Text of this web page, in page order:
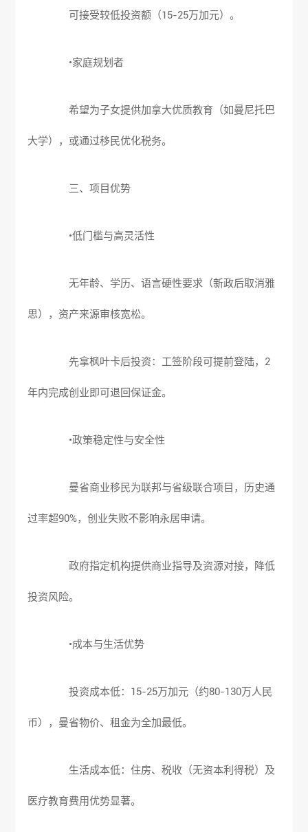
可接受较低投资额（15-25万加元）。
•家庭规划者
希望为子女提供加拿大优质教育（如曼尼托巴
大学），或通过移民优化税务。
三、项目优势
•低门槛与高灵活性
无年龄、学历、语言硬性要求（新政后取消雅
思），资产来源审核宽松。
先拿枫叶卡后投资：工签阶段可提前登陆，2
年内完成创业即可退回保证金。
•政策稳定性与安全性
曼省商业移民为联邦与省级联合项目，历史通
过率超90%，创业失败不影响永居申请。
政府指定机构提供商业指导及资源对接，降低
投资风险。
•成本与生活优势
投资成本低：15-25万加元（约80-130万人民
币），曼省物价、租金为全加最低。
生活成本低：住房、税收（无资本利得税）及
医疗教育费用优势显著。